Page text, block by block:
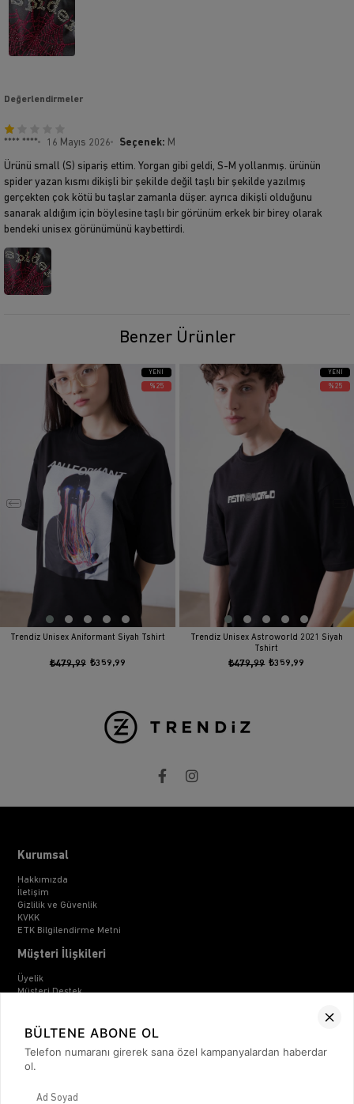
Değerlendirmeler
**** **** 16 Mayıs 2026 Seçenek: M
Ürünü small (S) sipariş ettim. Yorgan gibi geldi, S-M yollanmış. ürünün
spider yazan kısmı dikişli bir şekilde değil taşlı bir şekilde yazılmış
gerçekten çok kötü bu taşlar zamanla düşer. ayrıca dikişli olduğunu
sanarak aldığım için böylesine taşlı bir görünüm erkek bir birey olarak
bendeki unisex görünümünü kaybettirdi.
Benzer Ürünler
Trendiz Unisex Aniformant Siyah Tshirt
₺359,99
₺479,99
YENI
ÜRÜN
%25
Trendiz Unisex Astroworld 2021 Siyah
Tshirt
₺359,99
₺479,99
YENI
ÜRÜN
%25
Kurumsal
Hakkımızda
İletişim
Gizlilik ve Güvenlik
KVKK
ETK Bilgilendirme Metni
Müşteri İlişkileri
Üyelik
Müşteri Destek
Whatsapp Müşteri Destek
Mesafeli Satış Sözleşmesi
Ön Bilgilendirme Formu
BÜLTENE ABONE OL
Telefon numaranı girerek sana özel kampanyalardan haberdar
ol.